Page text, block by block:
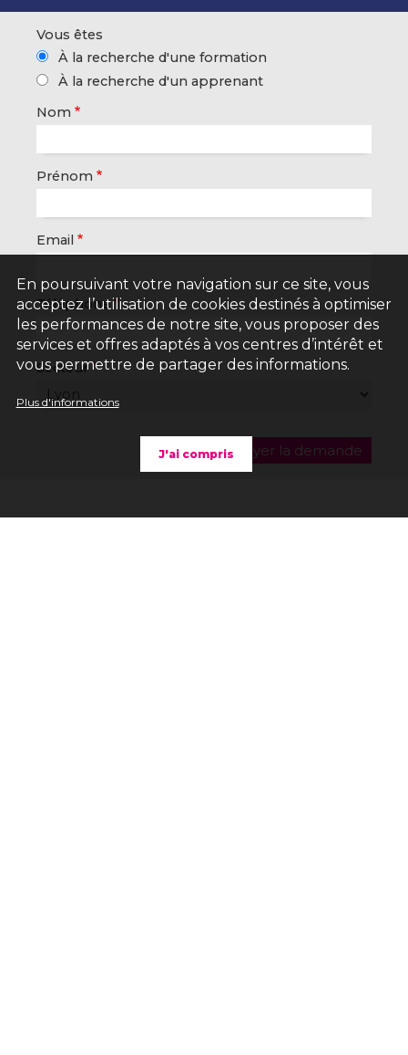
Vous êtes
À la recherche d'une formation
À la recherche d'un apprenant
Nom
Prénom
Email
Téléphone
Secteur
En poursuivant votre navigation sur ce site, vous
acceptez l’utilisation de cookies destinés à optimiser
les performances de notre site, vous proposer des
services et offres adaptés à vos centres d’intérêt et
vous permettre de partager des informations.
Plus d'informations
J'ai compris